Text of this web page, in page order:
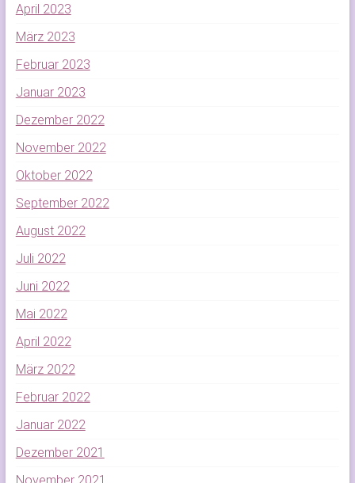
April 2023
März 2023
Februar 2023
Januar 2023
Dezember 2022
November 2022
Oktober 2022
September 2022
August 2022
Juli 2022
Juni 2022
Mai 2022
April 2022
März 2022
Februar 2022
Januar 2022
Dezember 2021
November 2021